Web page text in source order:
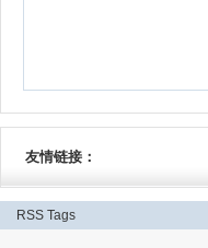
友情链接：
RSS Tags